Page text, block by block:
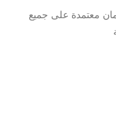
معتمدة على جميع